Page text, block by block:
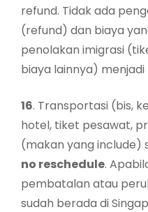
refund. Tidak ada
(refund) dan biaya
penolakan imigrasi
biaya lainnya)
16. Transportasi (bis,
hotel, tiket pesawat,
(makan yang include)
no reschedule.
pembatalan atau
sudah berada di